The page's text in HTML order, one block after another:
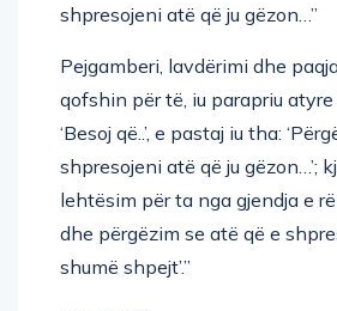
shpresojeni atë që ju gëzon…”
Pejgamberi, lavdërimi dhe
qofshin për të, iu parapriu atyre
‘Besoj që..’, e pastaj iu tha:
shpresojeni atë që ju gëzon…’;
lehtësim për ta nga gjendja e
dhe përgëzim se atë që e
shumë shpejt’.”